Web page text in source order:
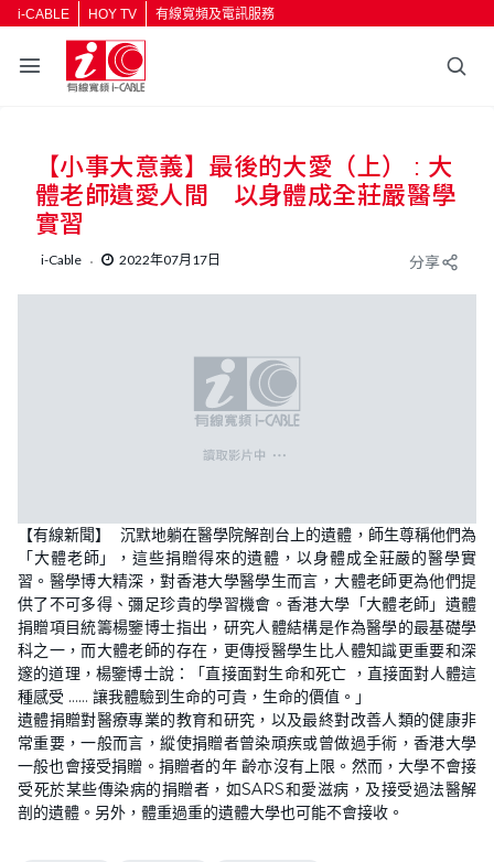
i-CABLE HOY TV 有線寬頻及電訊服務
【小事大意義】最後的大愛（上） : 大
體老師遺愛人間 以身體成全莊嚴醫學
實習
i-Cable 2022年07月17日 分享
【有線新聞】 沉默地躺在醫學院解剖台上的遺體，師生尊稱他們為
「大體老師」，這些捐贈得來的遺體，以身體成全莊嚴的醫學實
習。醫學博大精深，對香港大學醫學生而言，大體老師更為他們提
供了不可多得、彌足珍貴的學習機會。香港大學「大體老師」遺體
捐贈項目統籌楊鑒博士指出，研究人體結構是作為醫學的最基礎學
科之一，而大體老師的存在，更傳授醫學生比人體知識更重要和深
邃的道理，楊鑒博士說：「直接面對生命和死亡 ，直接面對人體這
種感受 …… 讓我體驗到生命的可貴，生命的價值。」
遺體捐贈對醫療專業的教育和研究，以及最終對改善人類的健康非
常重要，一般而言，縱使捐贈者曾染頑疾或曾做過手術，香港大學
一般也會接受捐贈。捐贈者的年 齡亦沒有上限。然而，大學不會接
受死於某些傳染病的捐贈者，如SARS和愛滋病，及接受過法醫解
剖的遺體。另外，體重過重的遺體大學也可能不會接收。